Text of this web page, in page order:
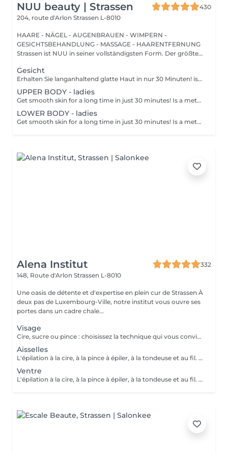
NUU beauty | Strassen
430
204, route d'Arlon Strassen L-8010
HAARE - NÄGEL - AUGENBRAUEN - WIMPERN -
GESICHTSBEHANDLUNG - MASSAGE - HAARENTFERNUNG
Strassen ist NUU in seiner vollständigsten Form. Der größte
Gesicht
Erhalten Sie langanhaltend glatte Haut in nur 30 Minuten! ist eine Methode zur Haarentfernung, bei der die Haare mitsamt der Haarfollikel mit warmem Wachs herausgezogen werden. Wie wird die Wachs-Epilation durchgeführt? - Vorbereitung (die Kosmetikerin trägt eine spezielle antiseptische Lotion auf die Haut auf) - Wachs wird aufgetragen (die Wachsmischung wird auf eine bestimmte Temperatur erhitzt und anschließend mit einem Holzspatel auf die Haut aufgetragen) - Enthaarung (nachdem das Wachs ausgehärtet ist, entfernt die Kosmetikerin die Wachsstreifen mit den Haaren durch scharfe Bewegungen) - Wachsreste werden entfernt (Wachsreste werden entfernt und Aloe-Vera-Creme wird aufgetragen) Altersbeschränkungen: empfohlenes Mindestalter ab 14 Jahren. Empfehlungen nach dem Eingriff: es wird empfohlen, innerhalb von 12 Stunden nach dem Eingriff kein heißes Bad zu nehmen, keine Sauna zu besuchen und nicht im Pool zu schwimmen, da dies zu Reizungen führen kann. Frequenz: einmal in 4 Wochen.
UPPER BODY - ladies
Get smooth skin for a long time in just 30 minutes! Is a method of hair removal when your hair is pulled out with warm wax with the hair follicle. How is wax epilation done? - preparation is performed - wax is applied - depilation is performed - wax residue is removed Age restrictions: recommended to do from 14 years. Post procedure recommendations: do not take hot bath, do not visit sauna, do not swim in the pool for 12 hours after the procedure - it can cause irritation. Frequency: once in 4 weeks.
LOWER BODY - ladies
Get smooth skin for a long time in just 30 minutes! Is a method of hair removal when your hair is pulled out with warm wax with the hair follicle. How is wax epilation done? - preparation is performed - wax is applied - depilation is performed - wax residue is removed Age restrictions: recommended to do from 14 years. Post procedure recommendations: do not take hot bath, do not visit sauna, do not swim in the pool for 12 hours after the procedure - it can cause irritation. Frequency: once in 4 weeks.
Alena Institut
332
148, Route d'Arlon Strassen L-8010
Une oasis de détente et d'expertise en plein cur de Strassen À
deux pas de Luxembourg-Ville, notre institut vous ouvre ses
portes dans un cadre chale...
Visage
Cire, sucre ou pince : choisissez la technique qui vous convient ! Pour un résultat impeccable, chaque séance se termine toujours par une finition minutieuse à la pince. Résultat net, peau douce et parfaite, à chaque fois.
Aisselles
L'épilation à la cire, à la pince à épiler, à la tondeuse et au fil. Toutes nos techniques d'épilation vous garantissent un résultat net et durable. En fin de séance, quelque soit la technique d'épilation choisie, nous utilisons systématiquement une pince à épiler, pour un résultat parfait.
Ventre
L'épilation à la cire, à la pince à épiler, à la tondeuse et au fil. Toutes nos techniques d'épilation vous garantissent un résultat net et durable. En fin de séance, quelque soit la technique d'épilation choisie, nous utilisons systématiquement une pince à épiler, pour un résultat parfait.